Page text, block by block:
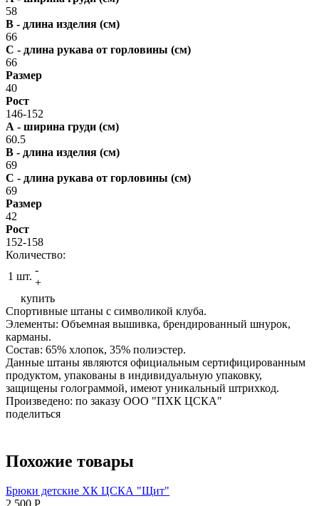
58
В - длина изделия (см)
66
С - длина рукава от горловины (см)
66
Размер
40
Рост
146-152
А - ширина груди (см)
60.5
В - длина изделия (см)
69
С - длина рукава от горловины (см)
69
Размер
42
Рост
152-158
Количество:
1 шт.
-
+
купить
Спортивные штаны с символикой клуба.
Элементы: Объемная вышивка, брендированный шнурок,
карманы.
Состав: 65% хлопок, 35% полиэстер.
Данные штаны являются официальным сертифицированным
продуктом, упакованы в индивидуальную упаковку,
защищены голограммой, имеют уникальный штрихкод.
Произведено: по заказу ООО "ПХК ЦСКА"
поделиться
Похожие товары
Брюки детские ХК ЦСКА "Щит"